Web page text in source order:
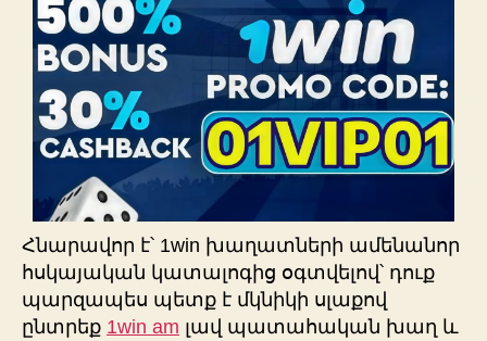
Հնարավոր է՝ 1win խաղատների ամենանոր
հսկայական կատալոգից օգտվելով՝ դուք
պարզապես պետք է մկնիկի սլաքով
ընտրեք 1win am լավ պատահական խաղ և